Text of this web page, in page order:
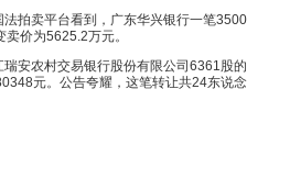
拍卖平台看到，广东华兴银行一笔3500
价为5625.2万元。
安农村交易银行股份有限公司6361股的
元。公告夸耀，这笔转让共24东说念